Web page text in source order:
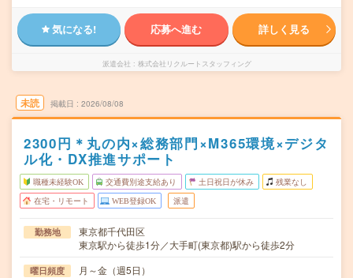
気になる! 応募へ進む 詳しく見る
派遣会社 株式会社リクルートスタッフィング
未読 掲載日 2026/08/08
2300円＊丸の内×総務部門×M365環境×デジタ
ル化・DX推進サポート
職種未経験OK 交通費別途支給あり 土日祝日が休み 残業なし
在宅・リモート WEB登録OK 派遣
勤務地
東京都千代田区
東京駅から徒歩1分／大手町(東京都)駅から徒歩2分
曜日頻度 月～金（週5日）